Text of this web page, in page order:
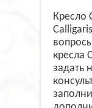
Кресло
кресла
задать